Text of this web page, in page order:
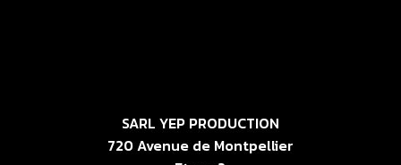
SARL YEP PRODUCTION
720 Avenue de Montpellier